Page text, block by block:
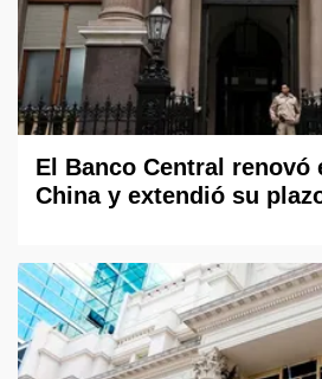
El Banco Central renovó
China y extendió su